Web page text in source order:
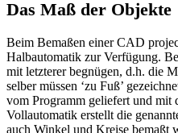
Das Maß der Objekte
Beim Bemaßen einer CAD
Halbautomatik zur Verfügung.
mit letzterer begnügen, d.h. die
selber müssen ‘zu Fuß’
vom Programm geliefert und mit
Vollautomatik erstellt die
auch Winkel und Kreise bemaßt